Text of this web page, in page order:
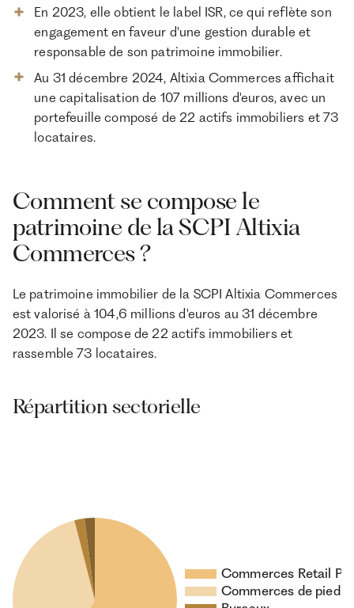
En 2023, elle obtient le label ISR, ce qui reflète son
engagement en faveur d'une gestion durable et
responsable de son patrimoine immobilier.
Au 31 décembre 2024, Altixia Commerces affichait
une capitalisation de 107 millions d'euros, avec un
portefeuille composé de 22 actifs immobiliers et 73
locataires.
Comment se compose le
patrimoine de la SCPI Altixia
Commerces ?
Le patrimoine immobilier de la SCPI Altixia Commerces
est valorisé à 104,6 millions d'euros au 31 décembre
2023. Il se compose de 22 actifs immobiliers et
rassemble 73 locataires.
Répartition sectorielle